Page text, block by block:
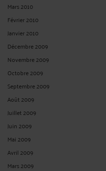
Mars 2010
Février 2010
Janvier 2010
Décembre 2009
Novembre 2009
Octobre 2009
Septembre 2009
Août 2009
Juillet 2009
Juin 2009
Mai 2009
Avril 2009
Mars 2009